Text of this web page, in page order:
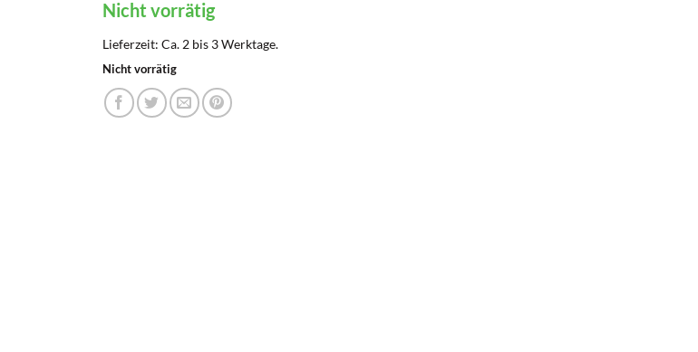
Nicht vorrätig
Lieferzeit: Ca. 2 bis 3 Werktage.
Nicht vorrätig